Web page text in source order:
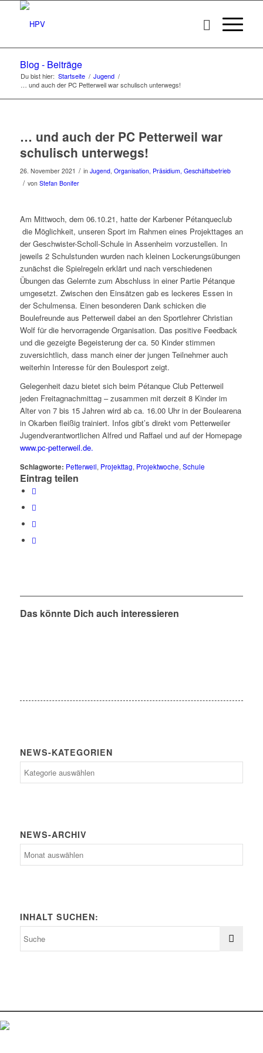
Blog - Beiträge
Du bist hier: Startseite / Jugend /
… und auch der PC Petterweil war schulisch unterwegs!
… und auch der PC Petterweil war
schulisch unterwegs!
26. November 2021 / in Jugend, Organisation, Präsidium, Geschäftsbetrieb
/ von Stefan Bonifer
Am Mittwoch, dem 06.10.21, hatte der Karbener Pétanqueclub
die Möglichkeit, unseren Sport im Rahmen eines Projekttages an
der Geschwister-Scholl-Schule in Assenheim vorzustellen. In
jeweils 2 Schulstunden wurden nach kleinen Lockerungsübungen
zunächst die Spielregeln erklärt und nach verschiedenen
Übungen das Gelernte zum Abschluss in einer Partie Pétanque
umgesetzt. Zwischen den Einsätzen gab es leckeres Essen in
der Schulmensa. Einen besonderen Dank schicken die
Boulefreunde aus Petterweil dabei an den Sportlehrer Christian
Wolf für die hervorragende Organisation. Das positive Feedback
und die gezeigte Begeisterung der ca. 50 Kinder stimmen
zuversichtlich, dass manch einer der jungen Teilnehmer auch
weiterhin Interesse für den Boulesport zeigt.
Gelegenheit dazu bietet sich beim Pétanque Club Petterweil
jeden Freitagnachmittag – zusammen mit derzeit 8 Kinder im
Alter von 7 bis 15 Jahren wird ab ca. 16.00 Uhr in der Boulearena
in Okarben fleißig trainiert. Infos gibt’s direkt vom Petterweiler
Jugendverantwortlichen Alfred und Raffael und auf der Homepage
www.pc-petterweil.de.
Schlagworte: Petterweil, Projekttag, Projektwoche, Schule
Eintrag teilen
Das könnte Dich auch interessieren
NEWS-KATEGORIEN
Kategorien
NEWS-ARCHIV
INHALT SUCHEN: